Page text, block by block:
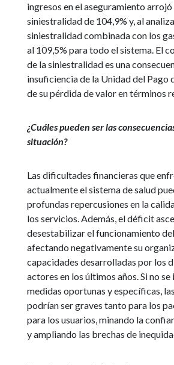
ingresos en el aseguramiento arrojó
siniestralidad de 104,9% y, al
siniestralidad combinada con los
al 109,5% para todo el sistema. El
de la siniestralidad es una
insuficiencia de la Unidad del Pago
de su pérdida de valor en términos
¿Cuáles pueden ser las
situación?
Las dificultades financieras que
actualmente el sistema de salud
profundas repercusiones en la
los servicios. Además, el déficit
desestabilizar el funcionamiento
afectando negativamente su
capacidades desarrolladas por los
actores en los últimos años. Si no
medidas oportunas y específicas,
podrían ser graves tanto para los
para los usuarios, minando la
y ampliando las brechas de